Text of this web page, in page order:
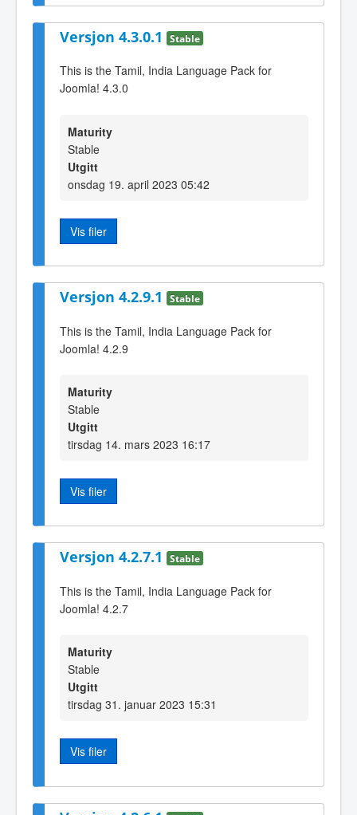
Versjon 4.3.0.1 Stable
This is the Tamil, India Language Pack for
Joomla! 4.3.0
Maturity
Stable
Utgitt
onsdag 19. april 2023 05:42
Vis filer
Versjon 4.2.9.1 Stable
This is the Tamil, India Language Pack for
Joomla! 4.2.9
Maturity
Stable
Utgitt
tirsdag 14. mars 2023 16:17
Vis filer
Versjon 4.2.7.1 Stable
This is the Tamil, India Language Pack for
Joomla! 4.2.7
Maturity
Stable
Utgitt
tirsdag 31. januar 2023 15:31
Vis filer